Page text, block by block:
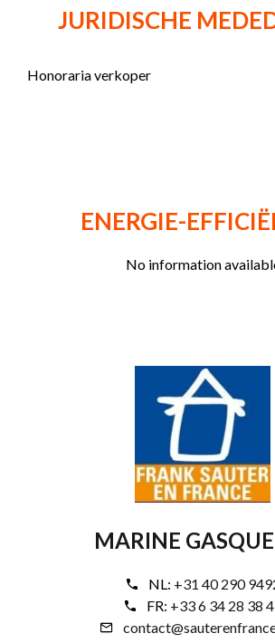
JURIDISCHE
Honoraria verkoper
ENERGIE-
No information
MARINE
NL: +31 40 290
FR: +33 6 34 28 38